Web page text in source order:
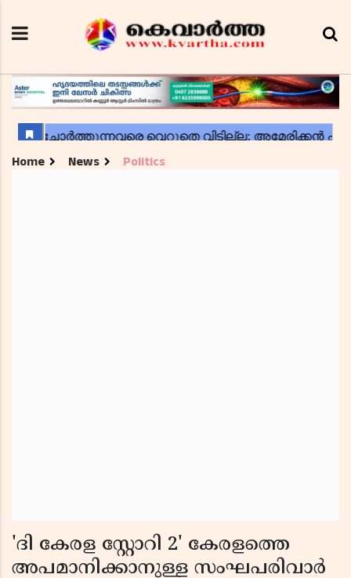
Home News Politics
'ദി കേരള സ്റ്റോറി 2' കേരളത്തെ
അപമാനിക്കാനുള്ള സംഘപരിവാർ